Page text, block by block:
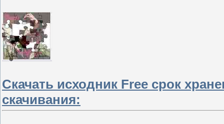
Скачать исходник Free срок
скачивания: